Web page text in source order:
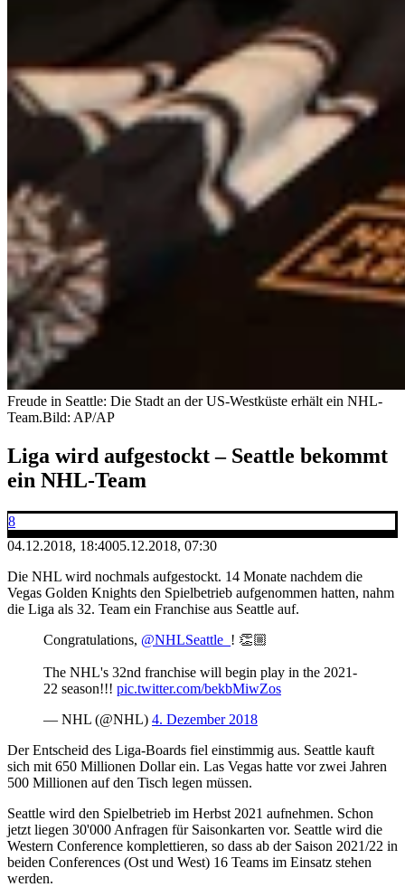
Freude in Seattle: Die Stadt an der US-Westküste erhält ein NHL-
Team.Bild: AP/AP
Liga wird aufgestockt – Seattle bekommt
ein NHL-Team
8
04.12.2018, 18:4005.12.2018, 07:30
Die NHL wird nochmals aufgestockt. 14 Monate nachdem die
Vegas Golden Knights den Spielbetrieb aufgenommen hatten, nahm
die Liga als 32. Team ein Franchise aus Seattle auf.
Congratulations, @NHLSeattle_ ! 👏🏼
The NHL's 32nd franchise will begin play in the 2021-
22 season!!! pic.twitter.com/bekbMiwZos
— NHL (@NHL) 4. Dezember 2018
Der Entscheid des Liga-Boards fiel einstimmig aus. Seattle kauft
sich mit 650 Millionen Dollar ein. Las Vegas hatte vor zwei Jahren
500 Millionen auf den Tisch legen müssen.
Seattle wird den Spielbetrieb im Herbst 2021 aufnehmen. Schon
jetzt liegen 30'000 Anfragen für Saisonkarten vor. Seattle wird die
Western Conference komplettieren, so dass ab der Saison 2021/22 in
beiden Conferences (Ost und West) 16 Teams im Einsatz stehen
werden.